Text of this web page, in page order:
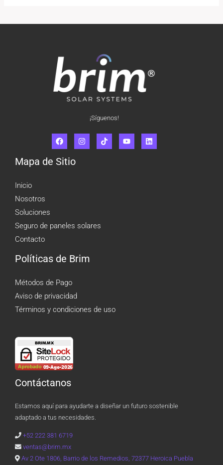
¡Síguenos!
Mapa de Sitio
Inicio
Nosotros
Soluciones
Seguro de paneles solares
Contacto
Políticas de Brim
Métodos de Pago
Aviso de privacidad
Términos y condiciones de uso
Contáctanos
Estamos aquí para ayudarte a diseñar un futuro sostenible
adaptado a tus necesidades.
+52 222 381 6719
ventas@brim.mx
Av 2 Ote 1806, Barrio de los Remedios, 72377 Heroica Puebla